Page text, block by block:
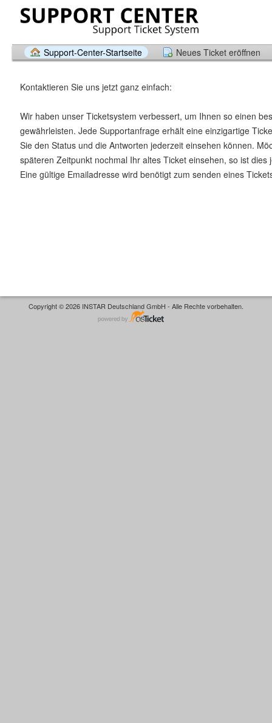
Support-Center-Startseite Neues Ticket eröffnen
Kontaktieren Sie uns jetzt ganz einfach:
Wir haben unser Ticketsystem verbessert, um Ihnen so einen
gewährleisten. Jede Supportanfrage erhält eine einzigartige
Sie den Status und die Antworten jederzeit einsehen können.
späteren Zeitpunkt nochmal Ihr altes Ticket einsehen, so ist dies
Eine gültige Emailadresse wird benötigt zum senden eines
Copyright © 2026 INSTAR Deutschland GmbH - Alle Rechte vorbehalten.